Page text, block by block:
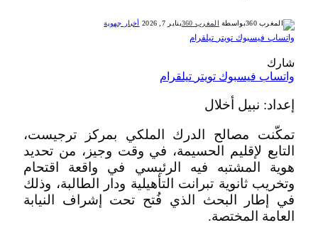
بواسطة المغرب 360 يناير 7, 2026 أخبار جهوية
واتساب فيسبوك تويتر تيلقرام
شارك
واتساب فيسبوك تويتر تيلقرام
إعداد: نبيل أخلال
تمكّنت مصالح الدرك الملكي بمركز ترجيست،
التابع لإقليم الحسيمة، في وقت وجيز، من تحديد
هوية المشتبه فيه الرئيسي في واقعة اقتحام
وتخريب ثانوية تبرانت التأهيلية ودار الطالبة، وذلك
في إطار البحث الذي فُتح تحت إشراف النيابة
العامة المختصة.